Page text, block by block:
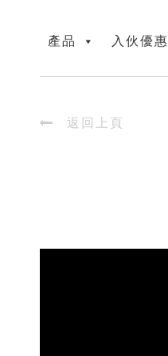
產品 入伙優惠
 返回上頁